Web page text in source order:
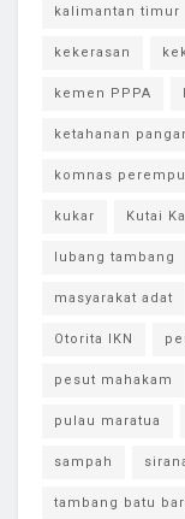
kalimantan timur
kekerasan
kemen PPPA
ketahanan
komnas
kukar Kutai
lubang tambang
masyarakat adat
Otorita IKN
pesut mahakam
pulau maratua
sampah
tambang batu